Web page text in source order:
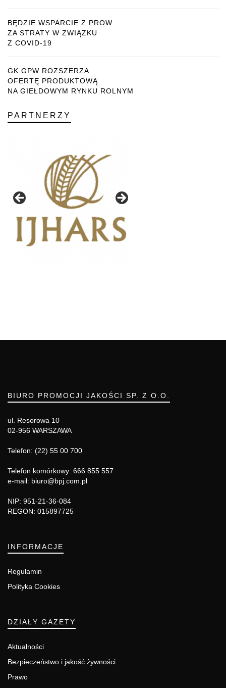
BĘDZIE WSPARCIE Z PROW
ZA STRATY W ZWIĄZKU
Z COVID-19
GK GPW ROZSZERZA
OFERTĘ PRODUKTOWĄ
NA GIEŁDOWYM RYNKU ROLNYM
PARTNERZY
BIURO PROMOCJI JAKOŚCI SP. Z O.O.
ul. Resorowa 10
02-956 WARSZAWA
Telefon: (22) 55 00 700
Telefon komórkowy: 666 855 557
e-mail: biuro@bpj.com.pl
NIP: 951-21-36-084
REGON: 015897725
INFORMACJE
Regulamin
Polityka Cookies
DZIAŁY GAZETY
Aktualności
Bezpieczeństwo i jakość żywności
Prawo